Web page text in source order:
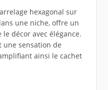
hexagonal sur
une niche, offre un
décor avec élégance.
une sensation de
ainsi le cachet